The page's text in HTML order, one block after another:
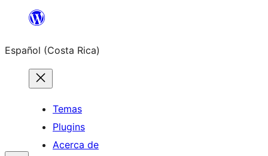
Saltar
contenido
Español (Costa Rica)
Temas
Plugins
Acerca de